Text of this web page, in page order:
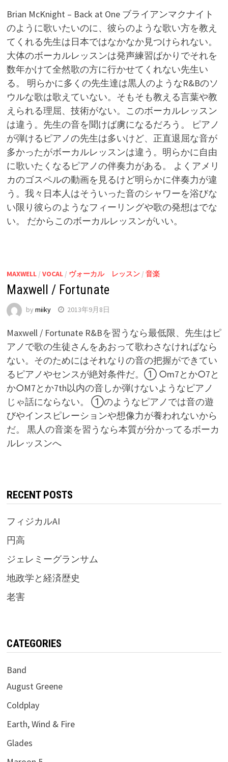
Brian McKnight – Back at One ブライアンマクナイト
のように歌いたいのに、彼らのような歌い方を教え
てくれる先生は日本ではなかなか見つけられない。
大体のボーカルレッスンは発声練習ばかりでそれを
数年かけて全然歌の方に行かせてくれない先生い
る。 明らかに多くの先生達は黒人のようなR&Bのソ
ウルな歌は歌えていない。そもそも教える言葉や教
えられる理屈、技術がない。このボーカルレッスン
は違う。先生の音を聞けば虜になるだろう。 ピアノ
が弾けるピアノの先生は多いけど、正直退屈な音が
多かったがボーカルレッスンは違う。明らかに自由
に歌いたくなるピアノの伴奏力がある。 よくアメリ
カのゴスペルの動画を見るけど明らかに伴奏力が違
う。我々日本人はそういった音のシャワーを浴びな
い限り彼らのようなフィーリングや歌の発想はでな
い。 だからこのボーカルレッスンがいい。
MAXWELL/ VOCAL/ ヴォーカル レッスン/ 音楽
Maxwell / Fortunate
by miiky 2013年9月8日
Maxwell / Fortunate R&Bを習うなら最低限、先生はピ
アノで歌の生徒さんをあおって歌わさなければなら
ない。そのためにはそれなりの音の把握ができてい
るピアノやセンスが絶対条件だ。① ○m7とか○7と
か○M7とか7th以内の音しか弾けないようなピアノ
じゃ話にならない。 ①のようなピアノでは音の遊
びやインスピレーションや想像力が養われないから
だ。 黒人の音楽を習うなら本質が分かってるボーカ
ルレッスンへ
RECENT POSTS
フィジカルAI
円高
ジェレミーグランサム
地政学と経済歴史
老害
CATEGORIES
Band
August Greene
Coldplay
Earth, Wind & Fire
Glades